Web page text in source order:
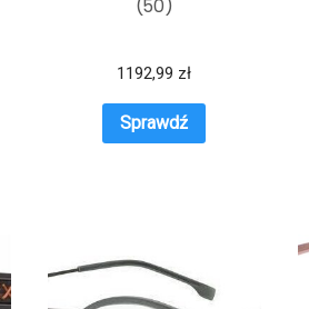
(50)
1192,99 zł
Sprawdź